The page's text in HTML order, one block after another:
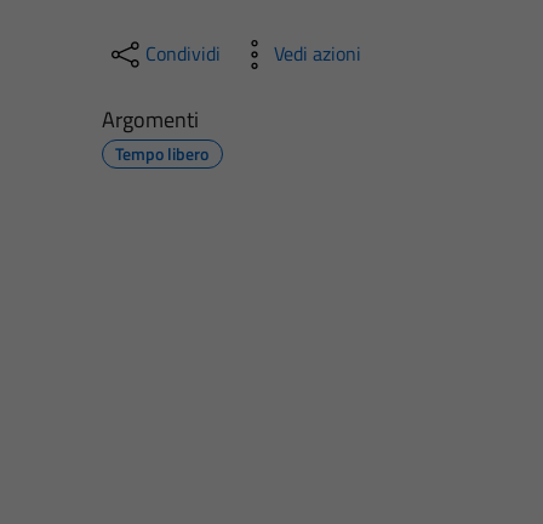
Condividi Vedi azioni
Argomenti
Tempo libero